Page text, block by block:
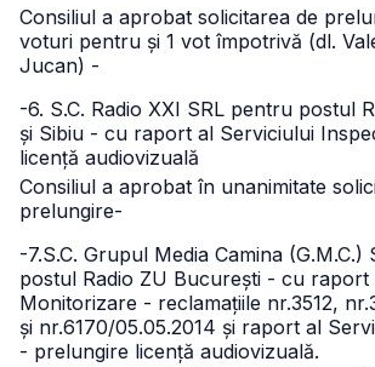
Consiliul a aprobat solicitarea de
voturi pentru și 1 vot împotrivă (dl.
Jucan) -
-6. S.C. Radio XXI SRL pentru postul
și Sibiu - cu raport al Serviciului
licență audiovizuală
Consiliul a aprobat în unanimitate
prelungire-
-7.S.C. Grupul Media Camina (G.M.C.)
postul Radio ZU București - cu raport
Monitorizare - reclamațiile nr.3512,
și nr.6170/05.05.2014 și raport al
- prelungire licență audiovizuală.